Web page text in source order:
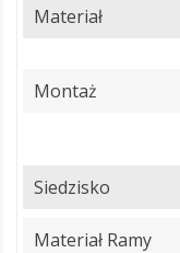
Materiał
Montaż
Siedzisko
Materiał Ramy